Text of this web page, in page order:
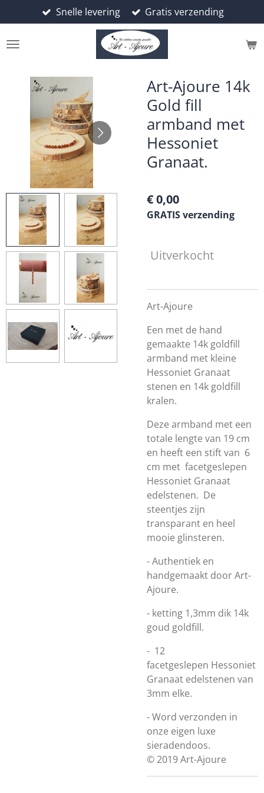
direct
naar
Snelle levering Gratis verzending
Art-Ajoure 14k
Gold fill
armband met
Hessoniet
Granaat.
€ 0,00
GRATIS verzending
Uitverkocht
Art-Ajoure
Een met de hand
gemaakte 14k goldfill
armband met kleine
Hessoniet Granaat
stenen en 14k goldfill
kralen.
Deze armband met een
totale lengte van 19 cm
en heeft een stift van 6
cm met facetgeslepen
Hessoniet Granaat
edelstenen. De
steentjes zijn
transparant en heel
mooie glinsteren.
- Authentiek en
handgemaakt door Art-
Ajoure.
- ketting 1,3mm dik 14k
goud goldfill.
- 12
facetgeslepen Hessoniet
Granaat edelstenen van
3mm elke.
- Word verzonden in
onze eigen luxe
sieradendoos.
© 2019 Art-Ajoure